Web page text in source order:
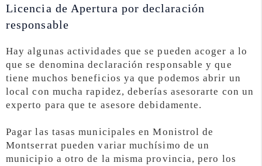
Licencia de Apertura por declaración
responsable
Hay algunas actividades que se pueden acoger a lo
que se denomina declaración responsable y que
tiene muchos beneficios ya que podemos abrir un
local con mucha rapidez, deberías asesorarte con un
experto para que te asesore debidamente.
Pagar las tasas municipales en Monistrol de
Montserrat pueden variar muchísimo de un
municipio a otro de la misma provincia, pero los